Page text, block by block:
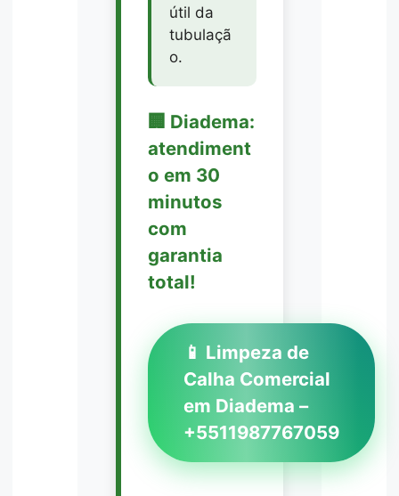
útil da
tubulaçã
o.
🏢 Diadema:
atendiment
o em 30
minutos
com
garantia
total!
📱 Limpeza de
Calha Comercial
em Diadema –
+5511987767059